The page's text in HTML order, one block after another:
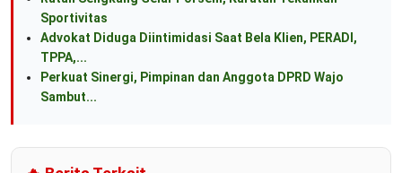
Sportivitas
Advokat Diduga Diintimidasi Saat Bela Klien, PERADI,
TPPA,...
Perkuat Sinergi, Pimpinan dan Anggota DPRD Wajo
Sambut...